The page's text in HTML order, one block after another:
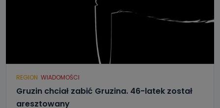
REGION WIADOMOŚCI
Gruzin chciał zabić Gruzina. 46-latek został
aresztowany